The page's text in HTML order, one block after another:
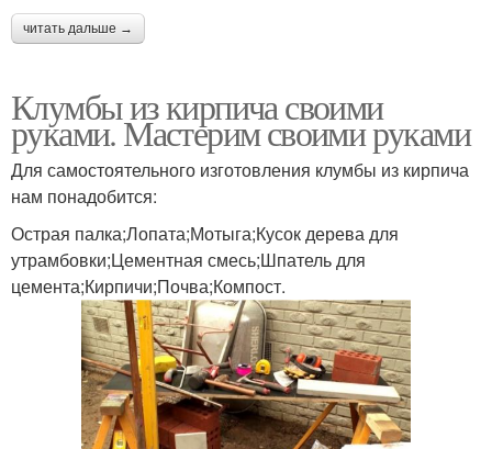
читать дальше →
Клумбы из кирпича своими
руками. Мастерим своими руками
Для самостоятельного изготовления клумбы из кирпича
нам понадобится:
Острая палка;Лопата;Мотыга;Кусок дерева для
утрамбовки;Цементная смесь;Шпатель для
цемента;Кирпичи;Почва;Компост.